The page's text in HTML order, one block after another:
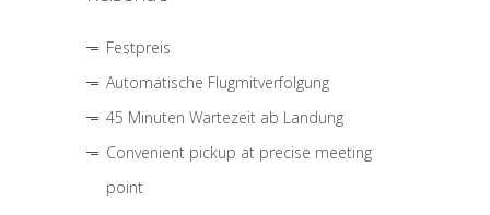
Festpreis
Automatische Flugmitverfolgung
45 Minuten Wartezeit ab Landung
Convenient pickup at precise meeting
point